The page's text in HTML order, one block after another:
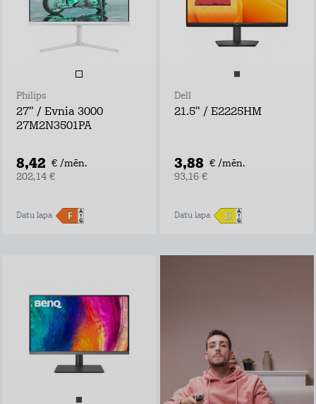
Philips
27" / Evnia 3000
27M2N3501PA
8,42 € /mēn.
202,14 €
Datu lapa
Dell
21.5" / E2225HM
3,88 € /mēn.
93,16 €
Datu lapa
Negaidi pārraides
televīzijā, izrādes
laiks var sākties
tūlīt ar Go3 TV!
Go3 piedāvājumā:
Ekskluzīvs Go3
oriģinālsaturs